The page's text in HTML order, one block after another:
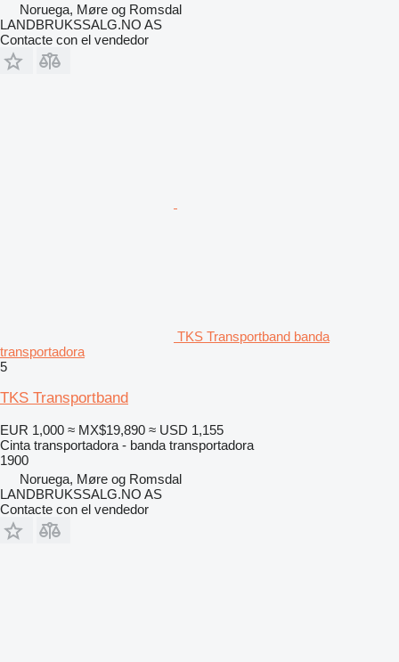
Noruega, Møre og Romsdal
LANDBRUKSSALG.NO AS
Contacte con el vendedor
TKS Transportband banda
transportadora
5
TKS Transportband
EUR 1,000 ≈ MX$19,890 ≈ USD 1,155
Cinta transportadora - banda transportadora
1900
Noruega, Møre og Romsdal
LANDBRUKSSALG.NO AS
Contacte con el vendedor